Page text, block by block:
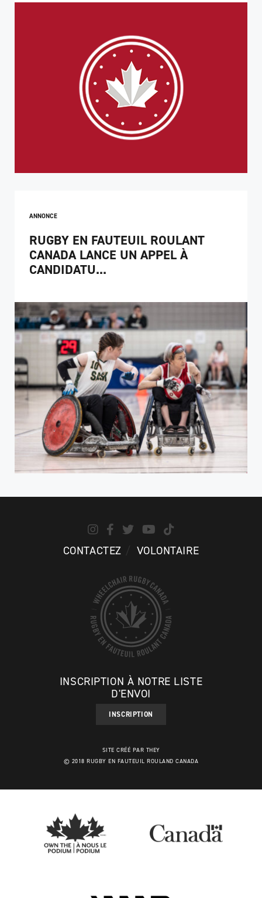
ANNONCE
RUGBY EN FAUTEUIL ROULANT
CANADA LANCE UN APPEL À
CANDIDATU...
CONTACTEZ VOLONTAIRE
INSCRIPTION À NOTRE LISTE
D'ENVOI
INSCRIPTION
SITE CRÉÉ PAR THEY
© 2018 RUGBY EN FAUTEUIL ROULAND CANADA